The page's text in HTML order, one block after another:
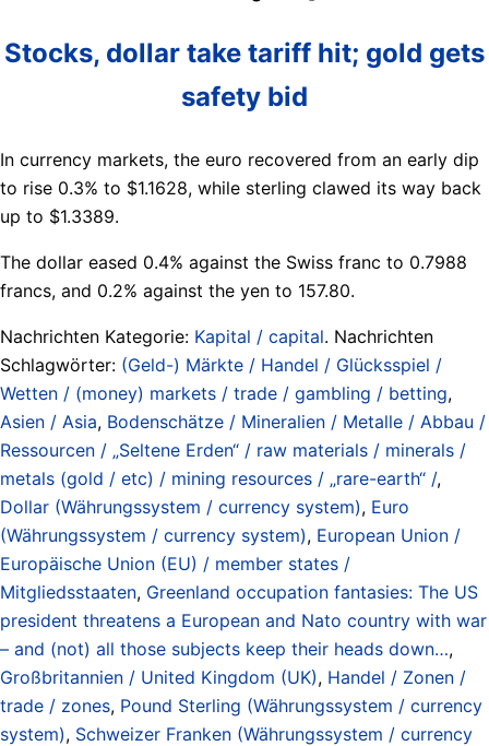
Stocks, dollar take tariff hit; gold gets
safety bid
In currency markets, the euro recovered from an early dip
to rise 0.3% to $1.1628, while sterling clawed its way back
up to $1.3389.
The dollar eased 0.4% against the Swiss franc to 0.7988
francs, and 0.2% against the yen to 157.80.
Nachrichten Kategorie: Kapital / capital. Nachrichten
Schlagwörter: (Geld-) Märkte / Handel / Glücksspiel /
Wetten / (money) markets / trade / gambling / betting,
Asien / Asia, Bodenschätze / Mineralien / Metalle / Abbau /
Ressourcen / „Seltene Erden“ / raw materials / minerals /
metals (gold / etc) / mining resources / „rare-earth“ /,
Dollar (Währungssystem / currency system), Euro
(Währungssystem / currency system), European Union /
Europäische Union (EU) / member states /
Mitgliedsstaaten, Greenland occupation fantasies: The US
president threatens a European and Nato country with war
– and (not) all those subjects keep their heads down…,
Großbritannien / United Kingdom (UK), Handel / Zonen /
trade / zones, Pound Sterling (Währungssystem / currency
system), Schweizer Franken (Währungssystem / currency